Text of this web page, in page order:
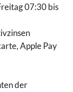
07:30 bis
Apple Pay
der